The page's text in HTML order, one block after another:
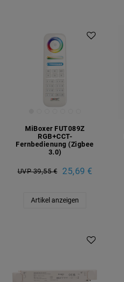
MiBoxer FUT089Z
RGB+CCT-
Fernbedienung (Zigbee
3.0)
UVP 39,55 € 25,69 €
Artikel anzeigen